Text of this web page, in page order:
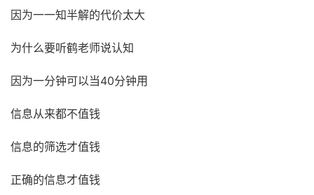
因为一一知半解的代价太大
为什么要听鹤老师说认知
因为一分钟可以当40分钟用
信息从来都不值钱
信息的筛选才值钱
正确的信息才值钱